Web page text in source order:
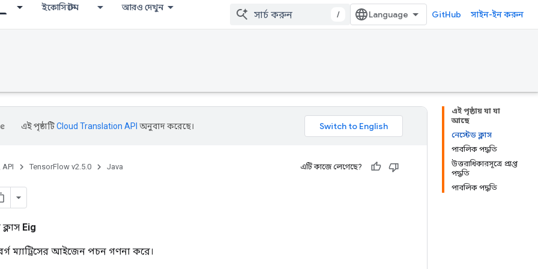
ইকোসিস্টেম আরও দেখুন
/ GitHub সাইন-ইন করুন
এই পৃষ্ঠায় যা যা
আছে
নেস্টেড ক্লাস
পাবলিক পদ্ধতি
উত্তরাধিকারসূত্রে প্রাপ্ত
পদ্ধতি
পাবলিক পদ্ধতি
এই পৃষ্ঠাটিCloud Translation API অনুবাদ করেছে।
API TensorFlow v2.5.0 Java এটি কাজে লেগেছে?
Eig
ম্যাট্রিসের আইজেন পচন গণনা করে।